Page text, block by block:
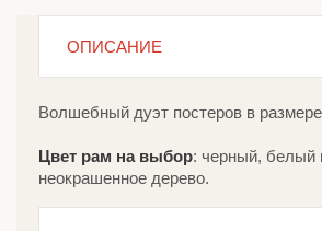
ОПИСАНИЕ
Волшебный дуэт постеров в размере
Цвет рам на выбор: черный, белый
неокрашенное дерево.